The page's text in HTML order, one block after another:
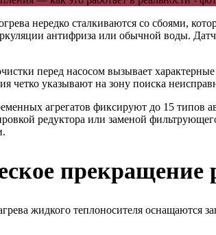
нередко сталкиваются со сбоями,
антифриза или обычной воды.
перед насосом вызывает
четко указывают на зону поиска
агрегатов фиксируют до 15 типов
редуктора или заменой
жидкого теплоносителя